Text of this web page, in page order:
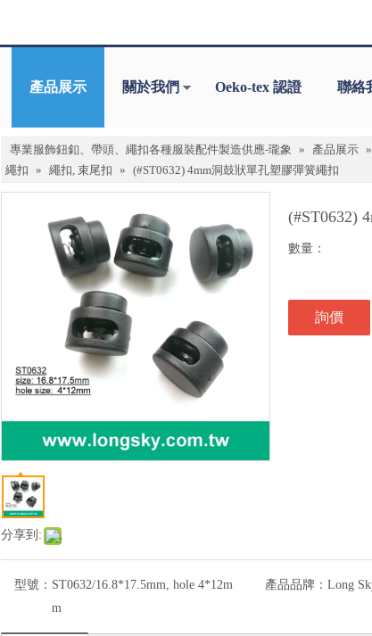
產品展示 關於我們 Oeko-tex 認證 聯絡
專業服飾鈕釦、帶頭、繩扣各種服裝配件製造供應-瓏象 » 產品展示 »
繩扣 » 繩扣, 束尾扣 » (#ST0632) 4mm洞鼓狀單孔塑膠彈簧繩扣
分享到:
(#ST0632)
數量：
詢價
型號： ST0632/16.8*17.5mm, hole 4*12m
m
產品品牌： Long